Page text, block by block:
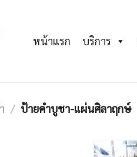
หน้าแรก บริการ
/ ป้ายคำบูชา-แผ่นศิลาฤกษ์